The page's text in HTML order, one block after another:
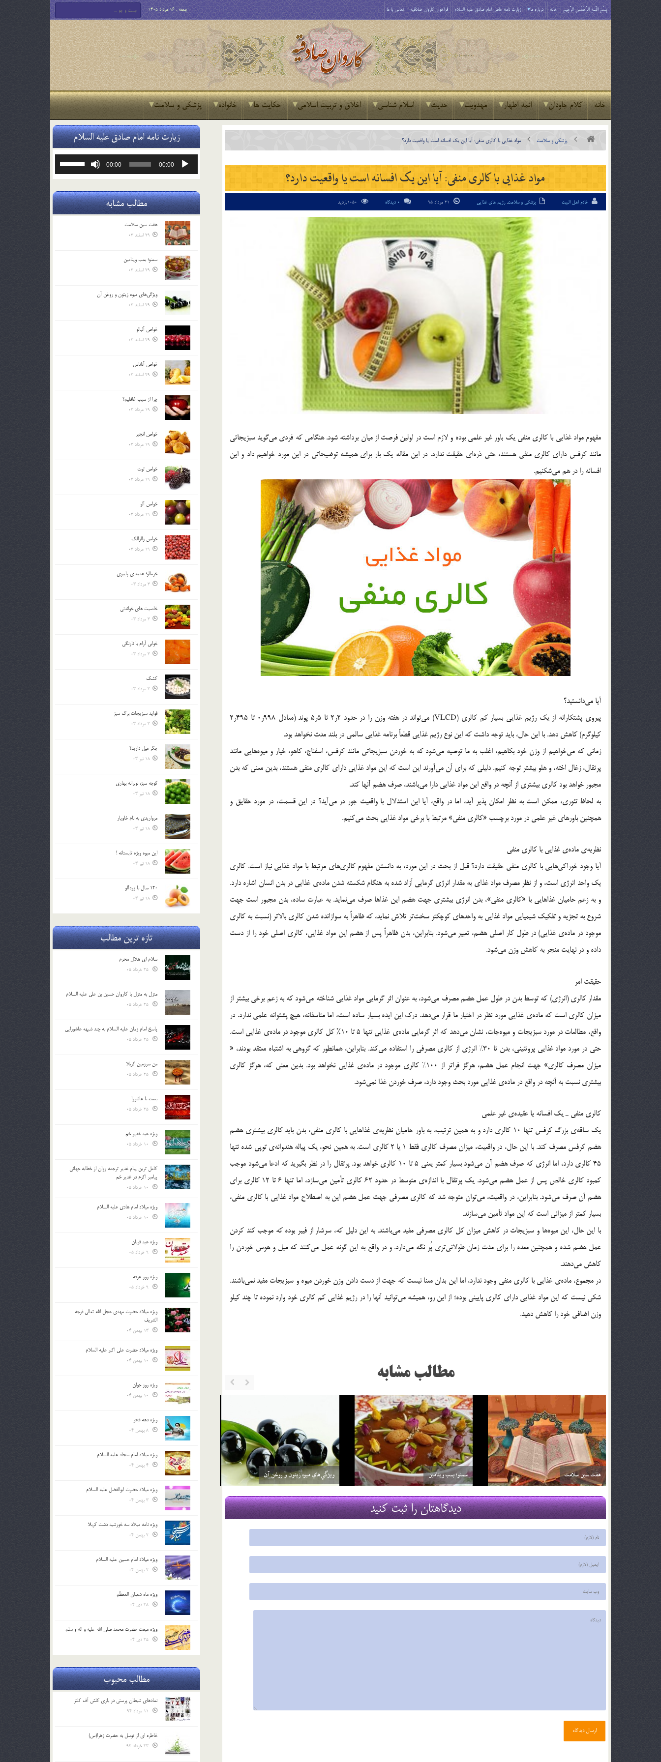
بِسْمِ اللَّـهِ الرَّحْمَـٰنِ الرَّحِيمِ خانه درباره ما زیارت نامه خاص امام صادق علیه السلام فراخوان کاروان صادقیه تماس با ما جمعه , 16 مرداد 1405
خانه کلام جاودان ائمه اطهار مهدویت حدیث اسلام شناسی اخلاق و تربیت اسلامی حکایت ها خانواده پزشکی و سلامت
پزشکی و سلامت مواد غذایی با کالری منفی: آیا این یک افسانه است یا واقعیت دارد؟
مواد غذایی با کالری منفی: آیا این یک افسانه است یا واقعیت دارد؟
خادم اهل البیت پزشکی و سلامت,رژیم های غذایی 0 دیدگاه
مفهوم مواد غذایی با کالری منفی یک باور غیر علمی بوده و لازم است در اولین فرصت از میان برداشته شود. هنگامی که فردی می‌گوید سبزیجاتی
مانند کرفس دارای کالری منفی هستند، حتی ذره‌ای حقیقت ندارد. در این مقاله یک بار برای همیشه توضیحاتی در این مورد خواهیم داد و این
افسانه را در هم می‌شکنیم.
آیا می‌دانستید؟
پیروی پشتکارانه از یک رژیم غذایی بسیار کم کالری (VLCD) می‌تواند در هفته وزن را در حدود 2ر2 تا 5ر5 پوند (معادل 998ر0 تا 495ر2
کیلوگرم) کاهش دهد. با این حال، باید توجه داشت که این نوع رژیم غذایی قطعاً برنامه غذایی سالمی در بلند مدت نخواهد بود.
زمانی که می‌خواهیم از وزن خود بکاهیم، اغلب به ما توصیه می‌شود که به خوردن سبزیجاتی مانند کرفس، اسفناج، کاهو، خیار و میوه‌هایی مانند
پرتقال، زغال اخته، و هلو بیشتر توجه کنیم. دلیلی که برای آن می‌آورند این است که این مواد غذایی دارای کالری منفی هستند، بدین معنی که بدن
مجبور خواهد بود کالری بیشتری از آنچه در واقع این مواد غذایی دارا می‌باشند، صرف هضم آنها کند.
به لحاظ تئوری، ممکن است به نظر امکان پذیر آید، اما در واقع، آیا این استدلال با واقعیت جور در می‌آید؟ در این قسمت، در مورد حقایق و
همچنین باورهای غیر علمی در مورد برچسب «کالری منفی» مرتبط با برخی مواد غذایی بحث می‌کنیم.
نظریه‌ی ماده‌ی غذایی با کالری منفی
آیا وجود خوراکی‌هایی با کالری منفی حقیقت دارد؟ قبل از بحث در این مورد، به دانستن مفهوم کالری‌های مرتبط با مواد غذایی نیاز است. کالری
یک واحد انرژی است، و از نظر مصرف مواد غذای به مقدار انرژی گرمایی آزاد شده به هنگام شکسته شدن ماده‌ی غذایی در بدن انسان اشاره دارد.
و به زعم حامیان غذاهایی با «کالری منفی»، بدن انرژی بیشتری جهت هضم این غذاها صرف می‌نماید. به عبارت ساده، بدن مجبور است جهت
شروع به تجزیه و تفکیک شیمیایی مواد غذایی به واحدهای کوچکتر سخت‌تر تلاش نماید، که ظاهراً به سوازانده شدن کالری بالاتر (نسبت به کالری
موجود در ماده‌ی غذایی) در طول کار اصلی هضم، تعبیر می‌شود. بنابراین، بدن ظاهراً پس از هضم این مواد غذایی، کالری اصلی خود را از دست
داده و در نهایت منجر به کاهش وزن می‌شود.
حقیقت امر
مقدار کالری (انرژی) که توسط بدن در طول عمل هضم مصرف می‌شود، به عنوان اثر گرمایی مواد غذایی شناخته می‌شود که به زعم برخی بیشتر از
میزان کالری است که ماده‌ی غذایی مورد نظر در اختیار ما قرار می‌دهد. درک این ایده بسیار ساده است، اما متاسفانه، هیچ پشتوانه علمی ندارد. در
واقع، مطالعات در مورد سبزیجات و میوه‌جات، نشان می‌دهد که اثر گرمایی ماده‌ی غذایی تنها 5 تا 10% کل کالری موجود در ماده‌ی غذایی است.
حتی در مورد مواد غذایی پروتئینی، بدن تا 30٪ انرژی از کالری مصرفی را استفاده می‌کند. بنابراین، همانطور که گروهی به اشتباه معتقد بودند، «
میزان مصرف کالری» جهت انجام عمل هضم، هرگز فراتر از 100٪ کالری موجود در ماده‌ی غذایی نخواهد بود. بدین معنی که، هرگز کالری
بیشتری نسبت به آنچه در واقع در ماده‌ی غذایی مورد بحث وجود دارد، صرف خوردن غذا نمی‌شود.
کالری منفی ـ یک افسانه یا عقیده‌ی غیر علمی
یک ساقه‌ی بزرگ کرفس تنها 10 کالری دارد و به همین ترتیب، به باور حامیان نظریه‌ی غذاهایی با کالری منفی، بدن باید کالری بیشتری هضم
هضم کرفس مصرف کند. با این حال، در واقعیت، میزان مصرف کالری فقط 1 یا 2 کالری است. به همین نحو، یک پیاله هندوانه‌ی توپی شده تنها
45 کالری دارد، اما انرژی که صرف هضم آن می‌شود بسیار کمتر یعنی 5 تا 10 کالری خواهد بود. پرتقال را در نظر بگیرید که ادعا می‌شود موجب
کمبود کالری خالص پس از عمل هضم می‌شود. یک پرتقال با اندازه‌ی متوسط در حدود 62 کالری تأمین می‌سازد، اما تنها 6 تا 12 کالری برای
هضم آن صرف می‌شود. بنابراین، در واقعیت، می‌توان متوجه شد که کالری مصرفی جهت عمل هضم این به اصطلاح مواد غذایی با کالری منفی،
بسیار کمتر از میزانی است که این مواد تأمین می‌سازند.
با این حال، این میوه‌ها و سبزیجات در کاهش میزان کل کالری مصرفی مفید می‌باشند. به این دلیل که، سرشار از فیبر بوده که موجب کند کردن
عمل هضم شده و همچنین معده را برای مدت زمان طولانی‌تری پُر نگه می‌دارد. و در واقع به این گونه عمل می‌کنند که میل و هوس خوردن را
کاهش می‌دهند.
در مجموع، ماده‌ی غذایی با کالری منفی وجود ندارد، اما این بدان معنا نیست که جهت از دست دادن وزن خوردن میوه و سبزیجات مفید نمی‌باشند.
شکی نیست که این مواد غذایی دارای کالری پایینی بوده؛ از این رو، همیشه می‌توانید آنها را در رژیم غذایی کم کالری خود وارد نموده تا چند کیلو
وزن اضافی خود را کاهش دهید.
مطالب مشابه
خواص آلبالو
29 اسفند 03
خواص آناناس
29 اسفند 03
چرا از سيب غافليم؟
19 مرداد 03
دیدگاهتان را ثبت کنید
زیارت نامه امام صادق علیه السلام
پخش‌کننده
00:00
00:00
یا
صدا
کلیدهای
مطالب مشابه
هفت سين سلامت
29 اسفند 03
سمنو؛ بمب ويتامين
29 اسفند 03
ويژگي‌هاي ميوه زيتون و روغن آن
29 اسفند 03
خواص آلبالو
29 اسفند 03
خواص آناناس
29 اسفند 03
چرا از سيب غافليم؟
19 مرداد 03
خواص انجير
19 مرداد 03
خواص توت
19 مرداد 03
خواص آلو
19 مرداد 03
خواص زالزالک
19 مرداد 03
خرمالو؛ هديه ي پاييزي
3 مرداد 03
خاصيت هاي خواندني
3 مرداد 03
خوابي آرام با نارنگي
3 مرداد 03
کشک
3 مرداد 03
فوايد سبزيجات برگ سبز
3 مرداد 03
جگر ميل داريد؟
18 تیر 03
گوجه سبز، نوبرانه بهاري
18 تیر 03
مرواريدي به نام خاويار
18 تیر 03
اين ميوه ويژه تابستانه !
18 تیر 03
120 سال با زردآلو
18 تیر 03
تازه ترین مطالب
سلام ای هلال محرم
منزل به منزل با کاروان حسین بن علی علیه السلام
پاسخ امام زمان علیه السلام به چند شبهه عاشورایی
من سرزمین کربلا
بیعت با عاشورا
ویژه عید غدیر خم
کامل ترین پیام غدیر ترجمه روان از خطابه جهانی
پیامبر اکرم در غدیر خم
ویژه میلاد امام هادی علیه السلام
ویژه عید قربان
ویژه روز عرفه
ویژه میلاد حضرت مهدی عجل الله تعالی فرجه
الشريف
ویژه میلاد حضرت علی اکبر علیه السلام
ویژه روز جوان
ویژه دهه فجر
ویژه میلاد امام سجاد علیه السلام
ویژه میلاد حضرت ابوالفضل علیه السلام
ویژه نامه میلاد سه خورشید دشت کربلا
ویژه میلاد امام حسین علیه السلام
ویژه ماه شعبان المعظّم
ویژه مبعث حضرت محمد صلی الله علیه و اله و سلم
مطالب محبوب
نمادهای شیطان پرستی در بازی کلش آف کلنز
خاطره ای از توسل به حضرت زهرا(س)